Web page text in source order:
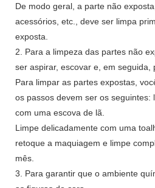
De modo geral, a parte não
acessórios, etc., deve ser limpa
exposta.
2. Para a limpeza das partes não
ser aspirar, escovar e, em seguida,
Para limpar as partes expostas,
os passos devem ser os seguintes:
com uma escova de lã.
Limpe delicadamente com uma
retoque a maquiagem e limpe
mês.
3. Para garantir que o ambiente